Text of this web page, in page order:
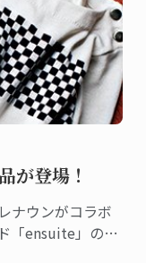
が登場！
ナウンがコラボ
「ensuite」の